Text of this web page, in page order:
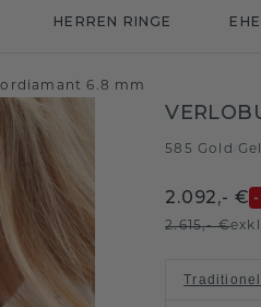
HERREN RINGE
6.8 mm
585 Gold
2.092,- €
2.615,- €